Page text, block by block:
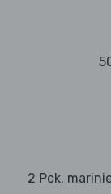
2 Pck.